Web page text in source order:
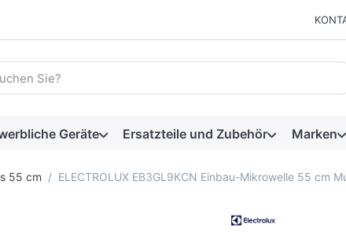
Suchbegriff ein. Während Sie tippen, erscheinen
Geräte Ersatzteile und Zubehör Marken
55 cm ELECTROLUX EB3GL9KCN Einbau-Mikrowelle 55 cm